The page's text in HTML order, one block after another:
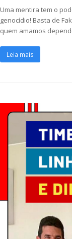
Uma mentira tem o
genocídio! Basta de
quem amamos
Leia mais